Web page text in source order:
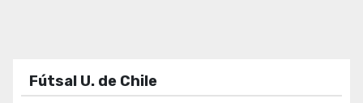
Fútsal U. de Chile